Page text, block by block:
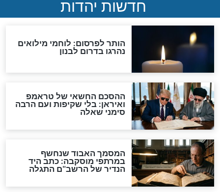
- האסור והמותר
נרות שבת
מצוות תוספת שבת